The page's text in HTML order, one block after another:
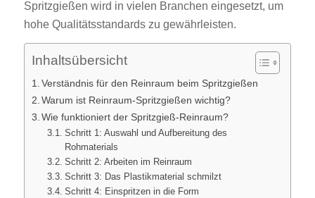
Spritzgießen wird in vielen Branchen eingesetzt, um
hohe Qualitätsstandards zu gewährleisten.
Inhaltsübersicht
Verständnis für den Reinraum beim Spritzgießen
Warum ist Reinraum-Spritzgießen wichtig?
Wie funktioniert der Spritzgieß-Reinraum?
Schritt 1: Auswahl und Aufbereitung des
Rohmaterials
Schritt 2: Arbeiten im Reinraum
Schritt 3: Das Plastikmaterial schmilzt
Schritt 4: Einspritzen in die Form